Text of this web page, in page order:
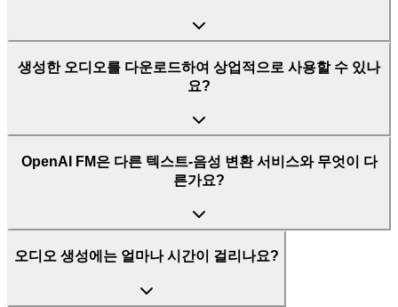
생성한 오디오를 다운로드하여 상업적으로 사용할 수 있나
요?
OpenAI FM은 다른 텍스트-음성 변환 서비스와 무엇이 다
른가요?
오디오 생성에는 얼마나 시간이 걸리나요?